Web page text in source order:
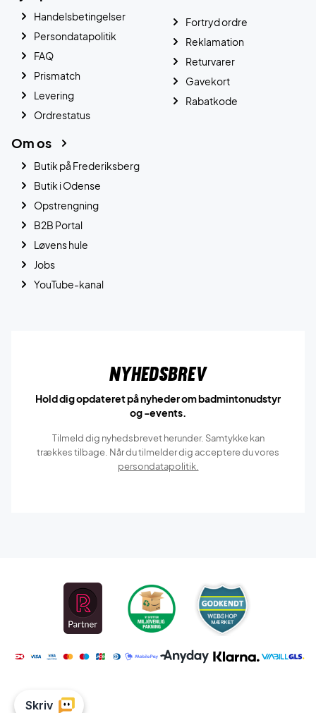
Handelsbetingelser
Persondatapolitik
FAQ
Prismatch
Levering
Ordrestatus
Fortryd ordre
Reklamation
Returvarer
Gavekort
Rabatkode
Om os
Butik på Frederiksberg
Butik i Odense
Opstrengning
B2B Portal
Løvens hule
Jobs
YouTube-kanal
Nyhedsbrev
Hold dig opdateret på nyheder om badmintonudstyr
og -events.
Tilmeld dig nyhedsbrevet herunder. Samtykke kan
trækkes tilbage. Når du tilmelder dig acceptere du vores
persondatapolitik.